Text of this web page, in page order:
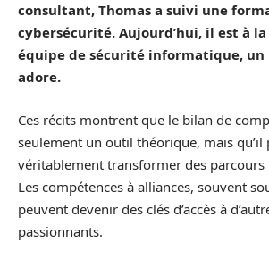
consultant, Thomas a suivi une
cybersécurité. Aujourd’hui, il est à la
équipe de sécurité informatique, un
adore.
Ces récits montrent que le bilan de
seulement un outil théorique, mais qu’il
véritablement transformer des parcours
Les compétences à alliances, souvent
peuvent devenir des clés d’accès à
passionnants.